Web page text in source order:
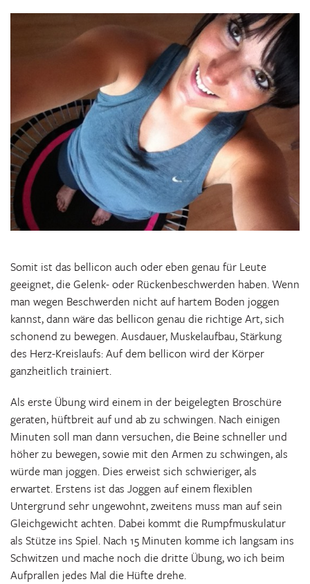
Somit ist das bellicon auch oder eben genau für Leute
geeignet, die Gelenk- oder Rückenbeschwerden haben. Wenn
man wegen Beschwerden nicht auf hartem Boden joggen
kannst, dann wäre das bellicon genau die richtige Art, sich
schonend zu bewegen. Ausdauer, Muskelaufbau, Stärkung
des Herz-Kreislaufs: Auf dem bellicon wird der Körper
ganzheitlich trainiert.
Als erste Übung wird einem in der beigelegten Broschüre
geraten, hüftbreit auf und ab zu schwingen. Nach einigen
Minuten soll man dann versuchen, die Beine schneller und
höher zu bewegen, sowie mit den Armen zu schwingen, als
würde man joggen. Dies erweist sich schwieriger, als
erwartet. Erstens ist das Joggen auf einem flexiblen
Untergrund sehr ungewohnt, zweitens muss man auf sein
Gleichgewicht achten. Dabei kommt die Rumpfmuskulatur
als Stütze ins Spiel. Nach 15 Minuten komme ich langsam ins
Schwitzen und mache noch die dritte Übung, wo ich beim
Aufprallen jedes Mal die Hüfte drehe.